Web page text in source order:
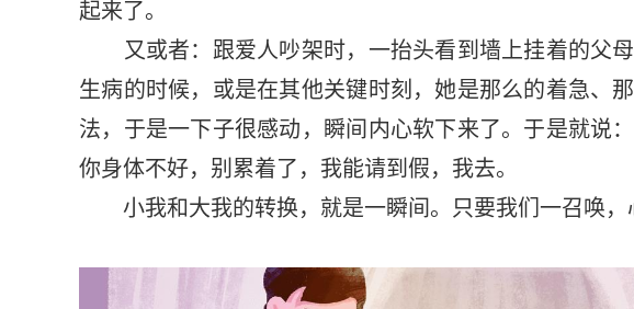
起来了。
又或者：跟爱人吵架时，一抬头看到墙上挂着的父母
生病的时候，或是在其他关键时刻，她是那么的着急、
法，于是一下子很感动，瞬间内心软下来了。于是就说
你身体不好，别累着了，我能请到假，我去。
小我和大我的转换，就是一瞬间。只要我们一召唤，